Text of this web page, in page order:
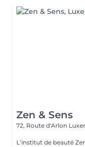
Zen & Sens
72, Route d'Arlon
L'institut de beauté